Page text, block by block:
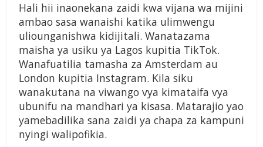
Hali hii inaonekana zaidi kwa vijana wa mijini
ambao sasa wanaishi katika ulimwengu
uliounganishwa kidijitali. Wanatazama
maisha ya usiku ya Lagos kupitia TikTok.
Wanafuatilia tamasha za Amsterdam au
London kupitia Instagram. Kila siku
wanakutana na viwango vya kimataifa vya
ubunifu na mandhari ya kisasa. Matarajio yao
yamebadilika sana zaidi ya chapa za kampuni
nyingi walipofikia.